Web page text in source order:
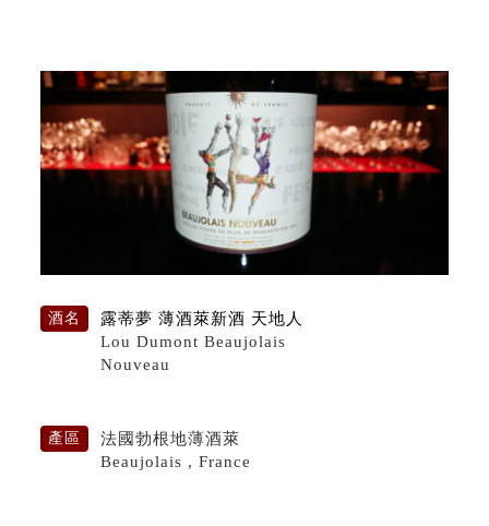
酒名
露蒂夢 薄酒萊新酒 天地人
Lou Dumont Beaujolais
Nouveau
產區
法國勃根地薄酒萊
Beaujolais , France